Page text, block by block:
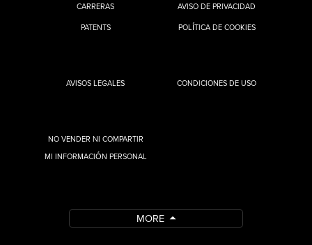
CARRERAS
PATENTS
AVISO DE PRIVACIDAD
POLÍTICA DE COOKIES
AVISOS LEGALES CONDICIONES DE USO
NO VENDER NI COMPARTIR
MI INFORMACIÓN PERSONAL
MORE